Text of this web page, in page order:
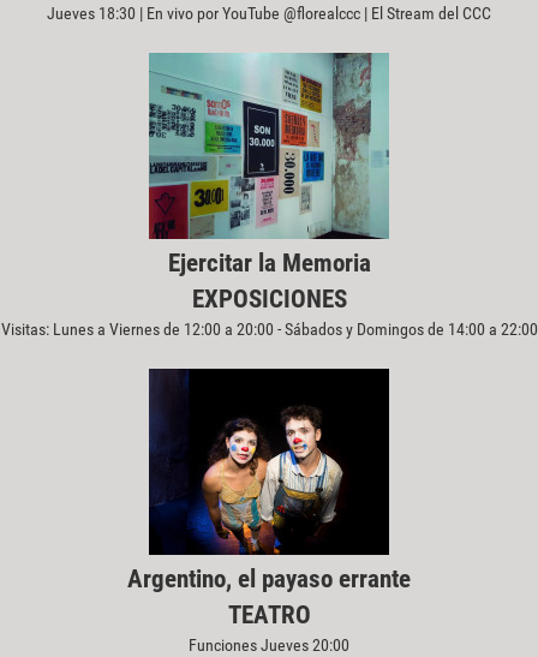
Jueves 18:30 | En vivo por YouTube @florealccc | El Stream del CCC
Ejercitar la Memoria
EXPOSICIONES
Visitas: Lunes a Viernes de 12:00 a 20:00 - Sábados y Domingos de 14:00 a 22:00
Argentino, el payaso errante
TEATRO
Funciones Jueves 20:00